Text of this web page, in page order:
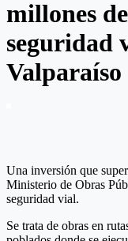
millones
seguridad
Valparaíso
Una inversión que
Ministerio de Obras
seguridad vial.
Se trata de obras en